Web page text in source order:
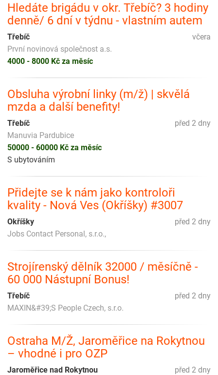
Hledáte brigádu v okr. Třebíč? 3 hodiny
denně/ 6 dní v týdnu - vlastním autem
včera
Třebíč
První novinová společnost a.s.
4000 - 8000 Kč za měsíc
Obsluha výrobní linky (m/ž) | skvělá
mzda a další benefity!
před 2 dny
Třebíč
Manuvia Pardubice
50000 - 60000 Kč za měsíc
S ubytováním
Přidejte se k nám jako kontroloři
kvality - Nová Ves (Okříšky) #3007
před 2 dny
Okříšky
Jobs Contact Personal, s.r.o.,
Strojírenský dělník 32000 / měsíčně -
60 000 Nástupní Bonus!
před 2 dny
Třebíč
MAXIN&#39;S People Czech, s.r.o.
Ostraha M/Ž, Jaroměřice na Rokytnou
– vhodné i pro OZP
před 2 dny
Jaroměřice nad Rokytnou